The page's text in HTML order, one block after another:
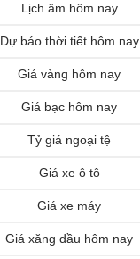
Lịch âm hôm nay
Dự báo thời tiết hôm nay
Giá vàng hôm nay
Giá bạc hôm nay
Tỷ giá ngoại tệ
Giá xe ô tô
Giá xe máy
Giá xăng dầu hôm nay